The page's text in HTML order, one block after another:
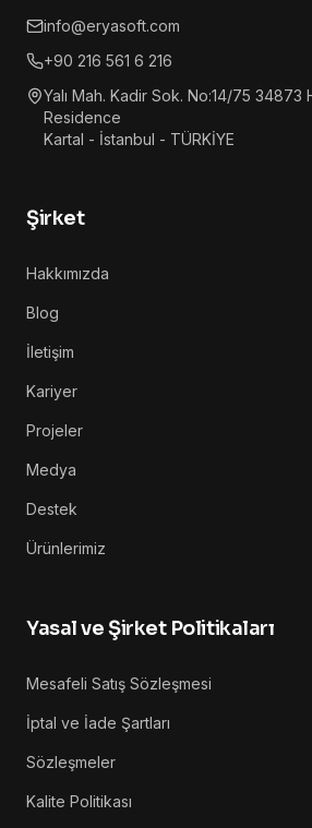
info@eryasoft.com
+90 216 561 6 216
Yalı Mah. Kadir Sok. No:14/75 34873
Residence
Kartal - İstanbul - TÜRKİYE
Şirket
Hakkımızda
Blog
İletişim
Kariyer
Projeler
Medya
Destek
Ürünlerimiz
Yasal ve Şirket Politikaları
Mesafeli Satış Sözleşmesi
İptal ve İade Şartları
Sözleşmeler
Kalite Politikası